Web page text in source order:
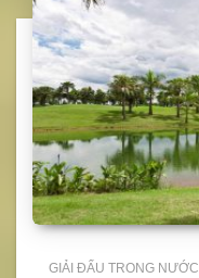
GIẢI ĐẤU TRONG NƯỚC